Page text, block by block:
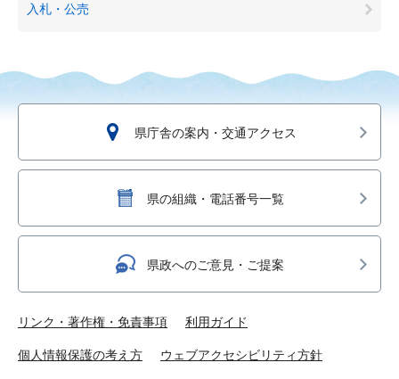
入札・公売
県庁舎の案内・交通アクセス
県の組織・電話番号一覧
県政へのご意見・ご提案
リンク・著作権・免責事項 利用ガイド
個人情報保護の考え方 ウェブアクセシビリティ方針